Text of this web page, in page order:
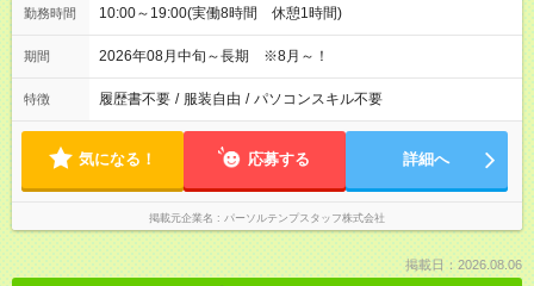
勤務時間 10:00～19:00(実働8時間 休憩1時間)
期間 2026年08月中旬～長期 ※8月～！
特徴 履歴書不要 / 服装自由 / パソコンスキル不要
気になる！ 応募する 詳細へ
掲載元企業名 パーソルテンプスタッフ株式会社
掲載日：2026.08.06